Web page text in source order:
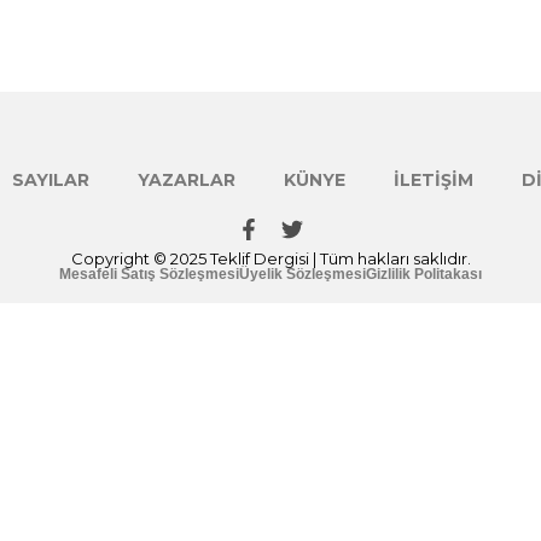
SAYILAR YAZARLAR KÜNYE İLETIŞIM
Copyright © 2025 Teklif Dergisi | Tüm hakları saklıdır.
Mesafeli Satış SözleşmesiÜyelik SözleşmesiGizlilik Politakası